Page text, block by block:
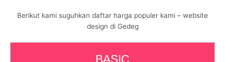
Berikut kami suguhkan daftar harga populer kami – website
design di Gedeg
BASIC